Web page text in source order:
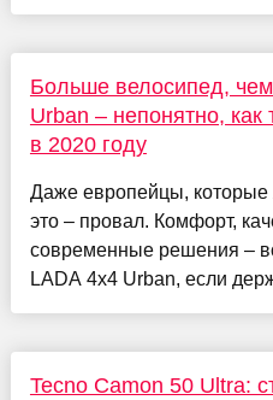
Больше велосипед,
Urban – непонятно,
в 2020 году
Даже европейцы,
это – провал. Комфорт,
современные решения –
LADA 4x4 Urban, если
Tecno Camon 50 Ultra: